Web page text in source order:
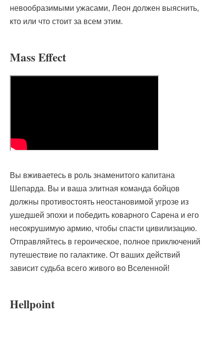
невообразимыми ужасами, Леон должен выяснить,
кто или что стоит за всем этим.
Mass Effect
Вы вживаетесь в роль знаменитого капитана
Шепарда. Вы и ваша элитная команда бойцов
должны противостоять неостановимой угрозе из
ушедшей эпохи и победить коварного Сарена и его
несокрушимую армию, чтобы спасти цивилизацию.
Отправляйтесь в героическое, полное приключений
путешествие по галактике. От ваших действий
зависит судьба всего живого во Вселенной!
Hellpoint